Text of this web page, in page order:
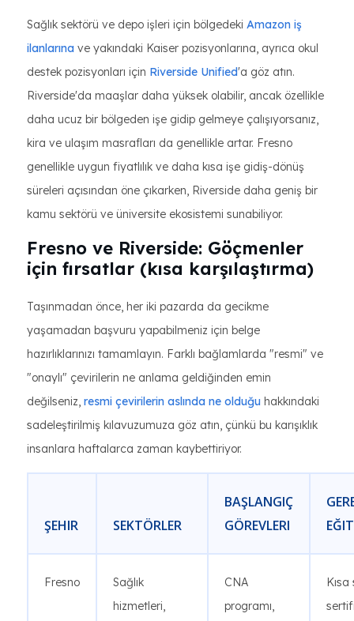
Sağlık sektörü ve depo işleri için bölgedeki Amazon iş
ilanlarına ve yakındaki Kaiser pozisyonlarına, ayrıca okul
destek pozisyonları için Riverside Unified'a göz atın.
Riverside'da maaşlar daha yüksek olabilir, ancak özellikle
daha ucuz bir bölgeden işe gidip gelmeye çalışıyorsanız,
kira ve ulaşım masrafları da genellikle artar. Fresno
genellikle uygun fiyatlılık ve daha kısa işe gidiş-dönüş
süreleri açısından öne çıkarken, Riverside daha geniş bir
kamu sektörü ve üniversite ekosistemi sunabiliyor.
Fresno ve Riverside: Göçmenler
için fırsatlar (kısa karşılaştırma)
Taşınmadan önce, her iki pazarda da gecikme
yaşamadan başvuru yapabilmeniz için belge
hazırlıklarınızı tamamlayın. Farklı bağlamlarda "resmi" ve
"onaylı" çevirilerin ne anlama geldiğinden emin
değilseniz, resmi çevirilerin aslında ne olduğu hakkındaki
sadeleştirilmiş kılavuzumuza göz atın, çünkü bu karışıklık
insanlara haftalarca zaman kaybettiriyor.
ŞEHIR SEKTÖRLER
BAŞLANGIÇ
​​GÖREVLERI
Fresno
Sağlık
hizmetleri,
CNA
programı,